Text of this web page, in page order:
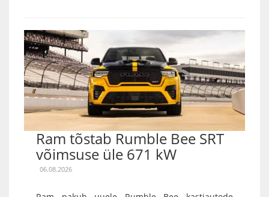
Ram tõstab Rumble Bee SRT
võimsuse üle 671 kW
06.08.2026